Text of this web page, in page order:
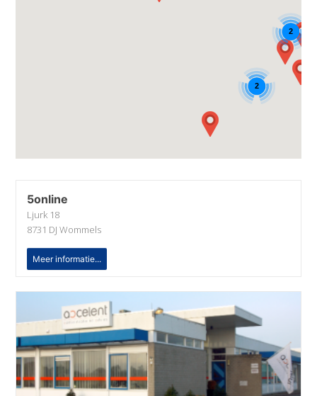
2
2
5online
Ljurk 18
8731 DJ Wommels
Meer informatie...